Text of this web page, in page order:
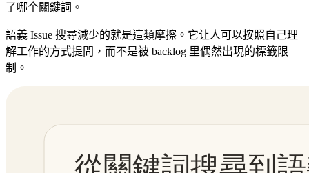
了哪个關鍵詞。
語義 Issue 搜尋減少的就是這類摩擦。它让人可以按照自己理
解工作的方式提問，而不是被 backlog 里偶然出現的標籤限
制。